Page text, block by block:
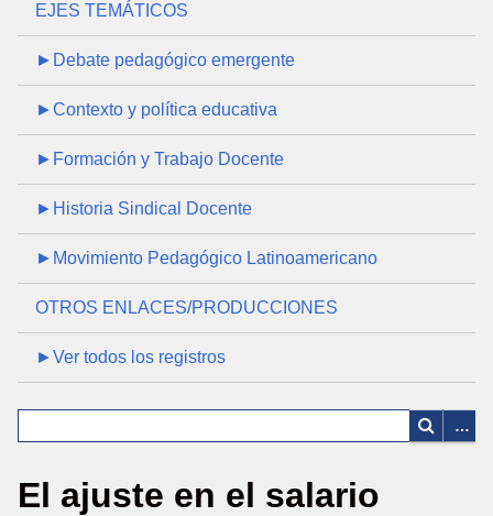
EJES TEMÁTICOS
►Debate pedagógico emergente
►Contexto y política educativa
►Formación y Trabajo Docente
►Historia Sindical Docente
►Movimiento Pedagógico Latinoamericano
OTROS ENLACES/PRODUCCIONES
►Ver todos los registros
El ajuste en el salario